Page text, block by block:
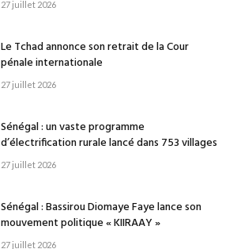
27 juillet 2026
Le Tchad annonce son retrait de la Cour
pénale internationale
27 juillet 2026
Sénégal : un vaste programme
d’électrification rurale lancé dans 753 villages
27 juillet 2026
Sénégal : Bassirou Diomaye Faye lance son
mouvement politique « KIIRAAY »
27 juillet 2026